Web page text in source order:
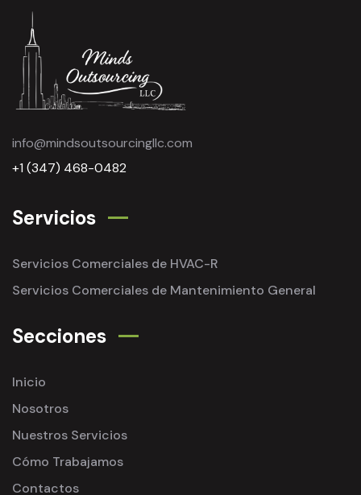
info@mindsoutsourcingllc.com
+1 (347) 468-0482
Servicios
Servicios Comerciales de HVAC-R
Servicios Comerciales de Mantenimiento General
Secciones
Inicio
Nosotros
Nuestros Servicios
Cómo Trabajamos
Contactos